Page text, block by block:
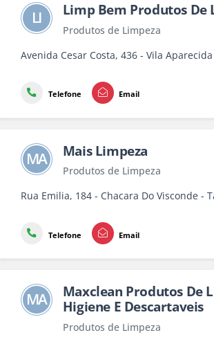
LI Limp Bem Produtos De
Produtos de Limpeza
Avenida Cesar Costa, 436 - Vila
Telefone Email
MA Mais Limpeza
Produtos de Limpeza
Rua Emilia, 184 - Chacara Do Visconde -
Telefone Email
MA
Maxclean Produtos De
Higiene E Descartaveis
Produtos de Limpeza